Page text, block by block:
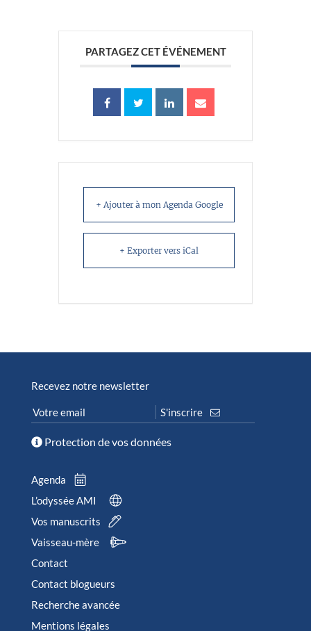
PARTAGEZ CET ÉVÉNEMENT
+ Ajouter à mon Agenda Google
+ Exporter vers iCal
Recevez notre newsletter
Protection de vos données
Agenda
L’odyssée AMI
Vos manuscrits
Vaisseau-mère
Contact
Contact blogueurs
Recherche avancée
Mentions légales